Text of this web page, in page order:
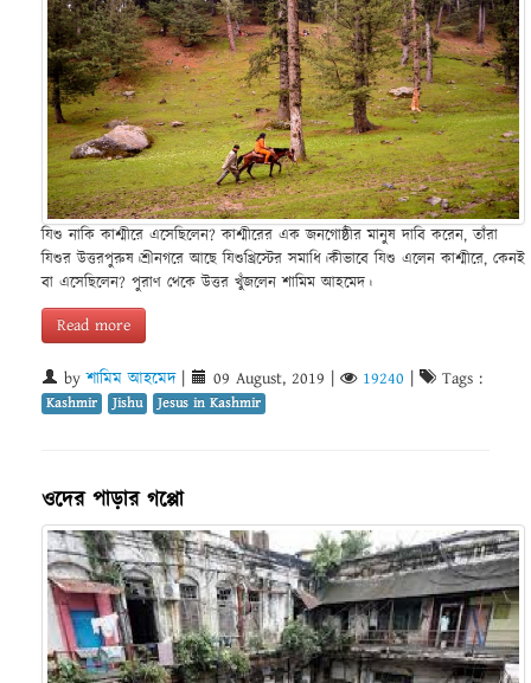
যিশু নাকি কাশ্মীরে এসেছিলেন? কাশ্মীরের এক জনগোষ্ঠীর মানুষ দাবি করেন, তাঁরা
যিশুর উত্তরপুরুষ।শ্রীনগরে আছে যিশুখ্রিস্টের সমাধি।কীভাবে যিশু এলেন কাশ্মীরে, কেনই
বা এসেছিলেন? পুরাণ থেকে উত্তর খুঁজলেন শামিম আহমেদ।
Read more
byশামিম আহমেদ| 09 August, 2019 | 19240 | Tags :
Kashmir Jishu Jesus in Kashmir
ওদের পাড়ার গপ্পো